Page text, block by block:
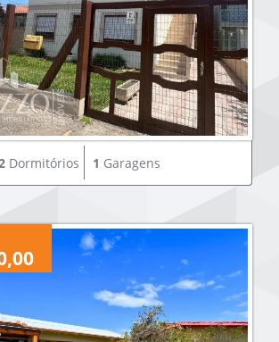
Dormitórios 1 Garagens